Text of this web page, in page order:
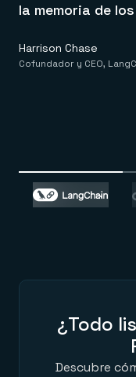
la memoria de
Harrison Chase
Cofundador y CEO,
¿Todo
Descubre